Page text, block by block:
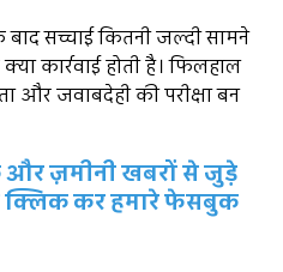
सच्चाई कितनी जल्दी सामने
कार्रवाई होती है। फिलहाल
और जवाबदेही की परीक्षा बन
और ज़मीनी खबरों से जुड़े
क्लिक कर हमारे फेसबुक